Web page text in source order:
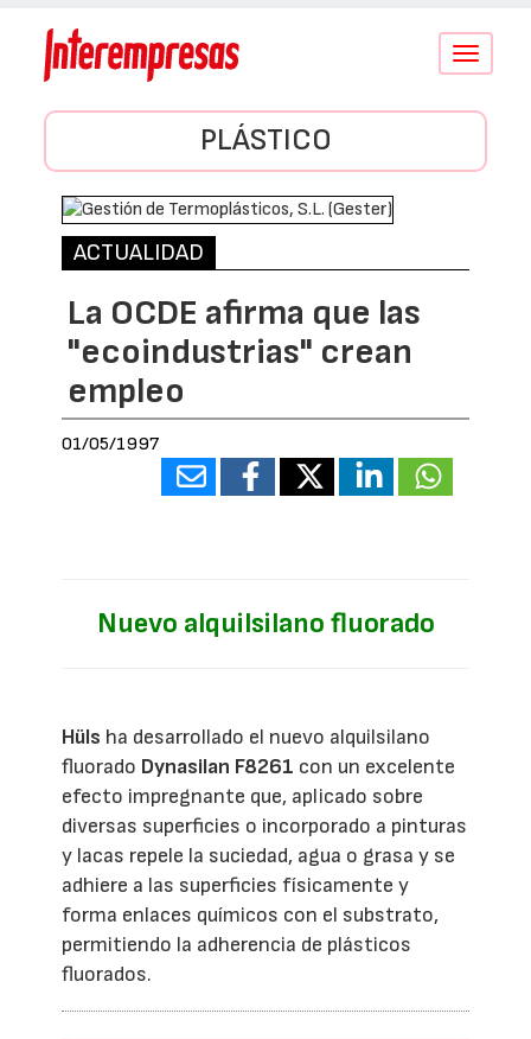
Conmutar
PLÁSTICO
ACTUALIDAD
La OCDE afirma que las
"ecoindustrias" crean
empleo
01/05/1997
Nuevo alquilsilano fluorado
Hüls ha desarrollado el nuevo alquilsilano
fluorado Dynasilan F8261 con un excelente
efecto impregnante que, aplicado sobre
diversas superficies o incorporado a pinturas
y lacas repele la suciedad, agua o grasa y se
adhiere a las superficies físicamente y
forma enlaces químicos con el substrato,
permitiendo la adherencia de plásticos
fluorados.